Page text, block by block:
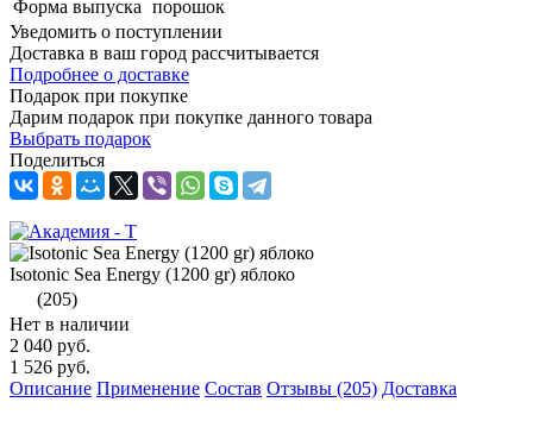
Форма выпуска порошок
Уведомить о поступлении
Доставка в ваш город рассчитывается
Подробнее о доставке
Подарок при покупке
Дарим подарок при покупке данного товара
Выбрать подарок
Поделиться
Isotonic Sea Energy (1200 gr) яблоко
(205)
Нет в наличии
2 040 руб.
1 526 руб.
Описание Применение Состав Отзывы (205) Доставка